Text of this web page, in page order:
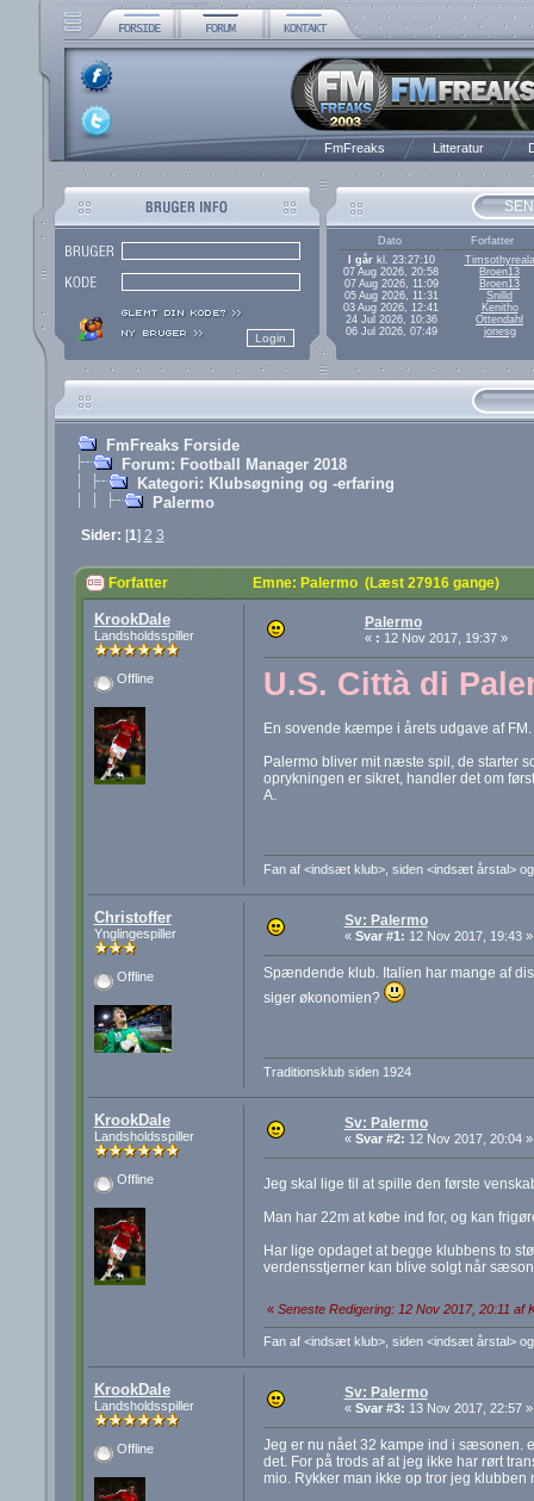
FmFreaks Litteratur
Dato
Forfatter
I gårkl. 23:27:10
Timsothyreala
07 Aug 2026, 20:58
Broen13
07 Aug 2026, 11:09
Broen13
05 Aug 2026, 11:31
Snilld
03 Aug 2026, 12:41
Kenitho
24 Jul 2026, 10:36
Ottendahl
06 Jul 2026, 07:49
jonesg
FmFreaks Forside
Forum: Football Manager 2018
Kategori: Klubsøgning og -erfaring
Palermo
Sider: [1] 2 3
Forfatter Emne: Palermo (Læst 27916 gange)
KrookDale
Landsholdsspiller
Offline
Palermo
« : 12 Nov 2017, 19:37 »
U.S. Città di
En sovende kæmpe i årets udgave af
Palermo bliver mit næste spil, de starter
oprykningen er sikret, handler det om
A.
Fan af <indsæt klub>, siden <indsæt årstal>
Christoffer
Ynglingespiller
Offline
Sv: Palermo
« Svar #1: 12 Nov 2017, 19:43 »
Spændende klub. Italien har mange af
siger økonomien?
Traditionsklub siden 1924
KrookDale
Landsholdsspiller
Offline
Sv: Palermo
« Svar #2: 12 Nov 2017, 20:04 »
Jeg skal lige til at spille den første
Man har 22m at købe ind for, og kan
Har lige opdaget at begge klubbens to
verdensstjerner kan blive solgt når
« Seneste Redigering: 12 Nov 2017, 20:11 af
Fan af <indsæt klub>, siden <indsæt årstal>
KrookDale
Landsholdsspiller
Offline
Sv: Palermo
« Svar #3: 13 Nov 2017, 22:57 »
Jeg er nu nået 32 kampe ind i sæsonen.
det. For på trods af at jeg ikke har rørt
mio. Rykker man ikke op tror jeg